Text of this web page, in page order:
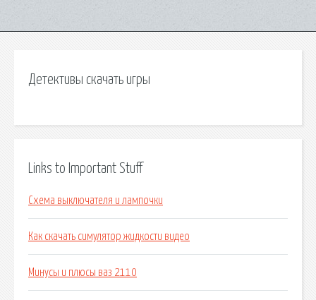
Детективы скачать игры
Links to Important Stuff
Схема выключателя и лампочки
Как скачать симулятор жидкости видео
Минусы и плюсы ваз 2110